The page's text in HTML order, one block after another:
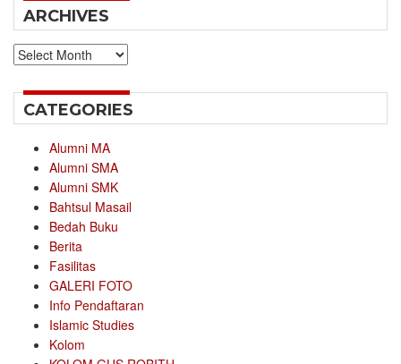
ARCHIVES
Archives
CATEGORIES
Alumni MA
Alumni SMA
Alumni SMK
Bahtsul Masail
Bedah Buku
Berita
Fasilitas
GALERI FOTO
Info Pendaftaran
Islamic Studies
Kolom